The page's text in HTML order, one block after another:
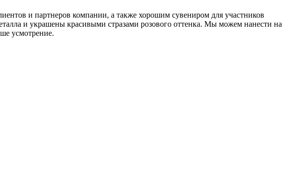
и партнеров компании, а также хорошим сувениром для участников
и украшены красивыми стразами розового оттенка. Мы можем нанести на
усмотрение.